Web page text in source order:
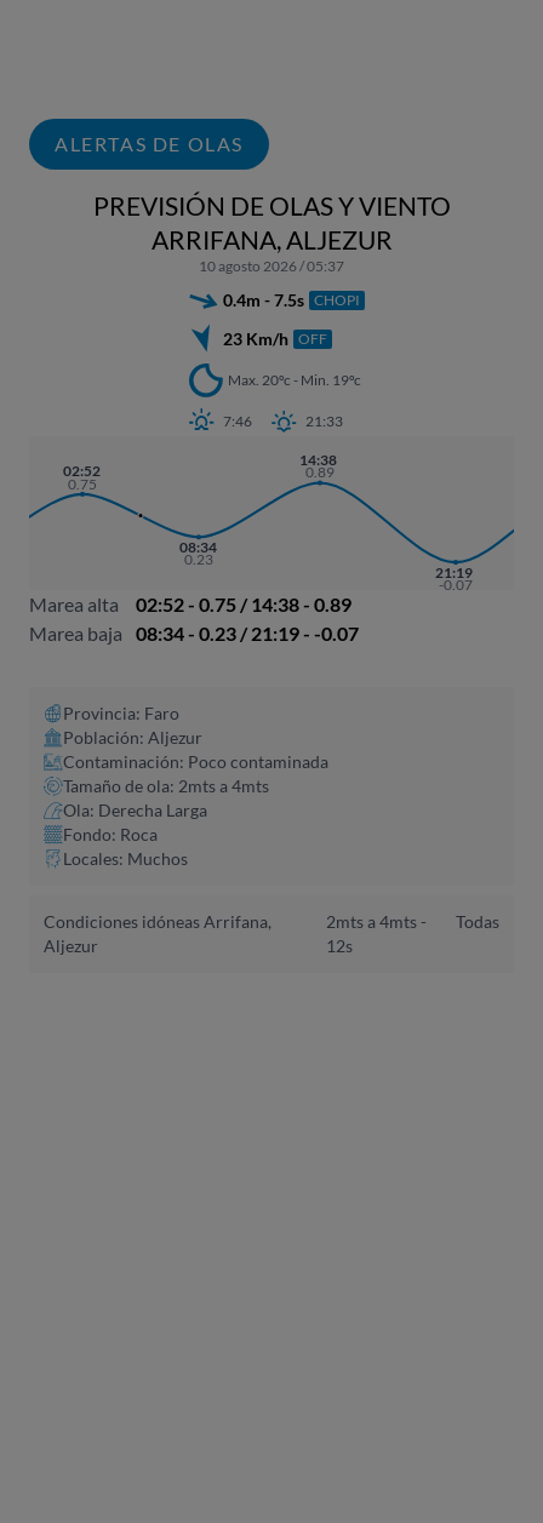
ALERTAS DE OLAS
PREVISIÓN DE OLAS Y VIENTO
ARRIFANA, ALJEZUR
10 agosto 2026 / 05:37
0.4m - 7.5s CHOPI
23 Km/h OFF
Max. 20ºc - Min. 19ºc
7:46 21:33
02:52
0.75
08:34
0.23
14:38
0.89
21:19
-0.07
Marea alta
02:52 - 0.75 / 14:38 - 0.89
Marea baja
08:34 - 0.23 / 21:19 - -0.07
Provincia: Faro
Población: Aljezur
Contaminación: Poco contaminada
Tamaño de ola: 2mts a 4mts
Ola: Derecha Larga
Fondo: Roca
Locales: Muchos
Condiciones idóneas Arrifana,
Aljezur
2mts a 4mts -
12s
Todas